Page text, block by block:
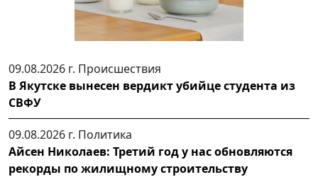
09.08.2026 г. Происшествия
В Якутске вынесен вердикт убийце студента из
СВФУ
09.08.2026 г. Политика
Айсен Николаев: Третий год у нас обновляются
рекорды по жилищному строительству